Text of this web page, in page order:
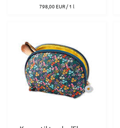
798,00 EUR / 1 l